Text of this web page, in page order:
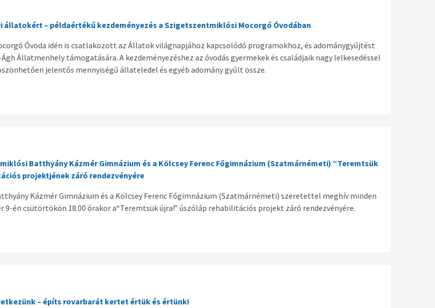
állatokért – példaértékű kezdeményezés a Szigetszentmiklósi Mocorgó Óvodában
Óvoda idén is csatlakozott az Állatok világnapjához kapcsolódó programokhoz, és adománygyűjtést
Állatmenhely támogatására. A kezdeményezéshez az óvodás gyermekek és családjaik nagy lelkesedéssel
jelentős mennyiségű állateledel és egyéb adomány gyűlt össze.
Batthyány Kázmér Gimnázium és a Kölcsey Ferenc Főgimnázium (Szatmárnémeti) “Teremtsük
projektjének záró rendezvényére
Kázmér Gimnázium és a Kölcsey Ferenc Főgimnázium (Szatmárnémeti) szeretettel meghív minden
9-én csütörtökön 18.00 órakor a“Teremtsük újra!” úszóláp rehabilitációs projekt záró rendezvényére.
– építs rovarbarát kertet értük és értünk!